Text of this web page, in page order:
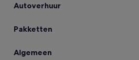
Autoverhuur
Pakketten
Algemeen